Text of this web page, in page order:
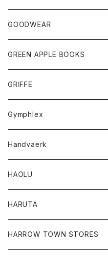
チーフ
シャツ
タンクトップ
ボトム
ショートパンツ
スカート
レディース
スカート
Tシャツ
Tシャツ
グッズ
手袋
GOODWEAR
トップス
Tシャツ
GREEN APPLE BOOKS
GRIFFE
Gymphlex
アウター
カーディガン
コート
トップス
シャツ
スウェット
レディース
カーディガン
ボトム
Handvaerk
トップス
Tシャツ
ロンTEE
HAOLU
HARUTA
HARROW TOWN STORES